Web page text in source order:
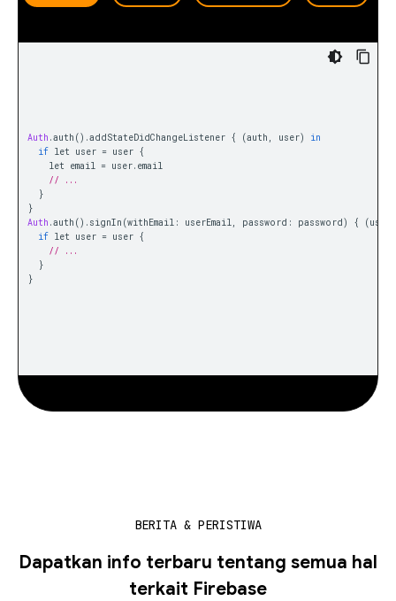
BERITA & PERISTIWA
Dapatkan info terbaru tentang semua hal
terkait Firebase